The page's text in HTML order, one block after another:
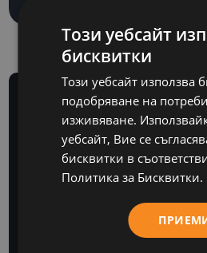
Този уебсайт
бисквитки
Този уебсайт използва
подобряване на
изживяване.
уебсайт, Вие се
бисквитки в
Политика за Бисквитки.